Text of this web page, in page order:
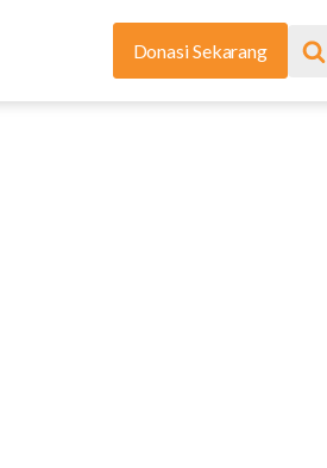
Donasi Sekarang